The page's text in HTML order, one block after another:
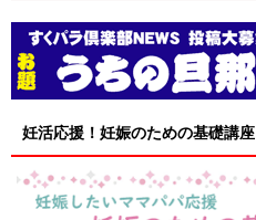
妊活応援！妊娠のための基礎講座